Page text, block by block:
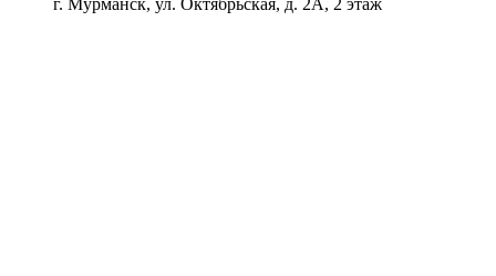
г. Мурманск, ул. Октябрьская, д. 2А, 2 этаж